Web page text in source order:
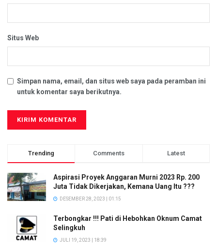
Situs Web
Simpan nama, email, dan situs web saya pada peramban ini
untuk komentar saya berikutnya.
Trending Comments Latest
Aspirasi Proyek Anggaran Murni 2023 Rp. 200
Juta Tidak Dikerjakan, Kemana Uang Itu ???
DESEMBER 28, 2023 | 01:15
Terbongkar !!! Pati di Hebohkan Oknum Camat
Selingkuh
JULI 19, 2023 | 18:39